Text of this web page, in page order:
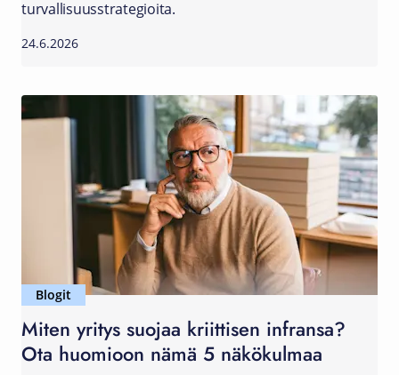
turvallisuusstrategioita.
24.6.2026
Blogit
Miten yritys suojaa kriittisen infransa?
Ota huomioon nämä 5 näkökulmaa